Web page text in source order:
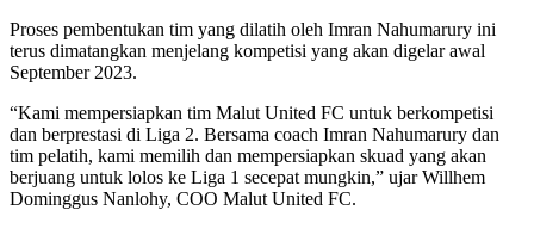
Proses pembentukan tim yang dilatih oleh Imran Nahumarury ini
terus dimatangkan menjelang kompetisi yang akan digelar awal
September 2023.
“Kami mempersiapkan tim Malut United FC untuk berkompetisi
dan berprestasi di Liga 2. Bersama coach Imran Nahumarury dan
tim pelatih, kami memilih dan mempersiapkan skuad yang akan
berjuang untuk lolos ke Liga 1 secepat mungkin,” ujar Willhem
Dominggus Nanlohy, COO Malut United FC.